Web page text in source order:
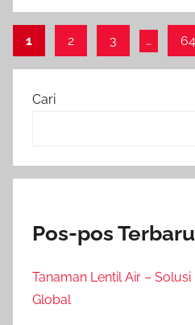
Paginasi
pos
1 2 3 … 64
Cari
Pos-pos Terbaru
Tanaman Lentil Air –
Global